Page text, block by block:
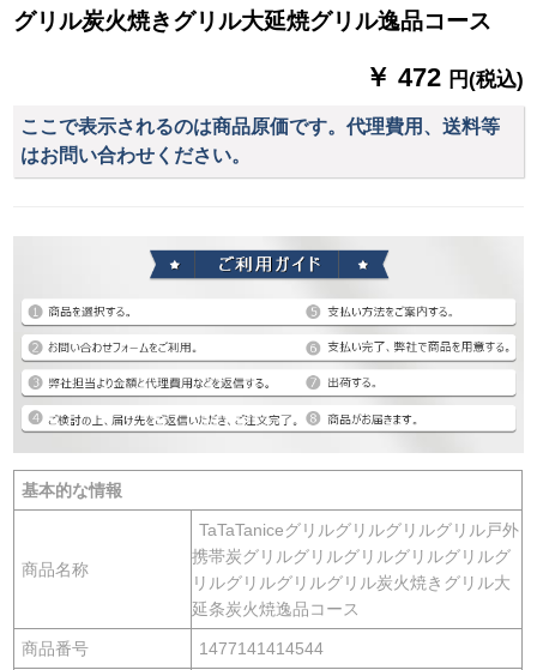
グリル炭火焼きグリル大延焼グリル逸品コース
￥ 472 円(税込)
ここで表示されるのは商品原価です。代理費用、送料等
はお問い合わせください。
基本的な情報
商品名称
TaTaTaniceグリルグリルグリルグリル戸外
携帯炭グリルグリルグリルグリルグリルグ
リルグリルグリルグリル炭火焼きグリル大
延条炭火焼逸品コース
商品番号 1477141414544